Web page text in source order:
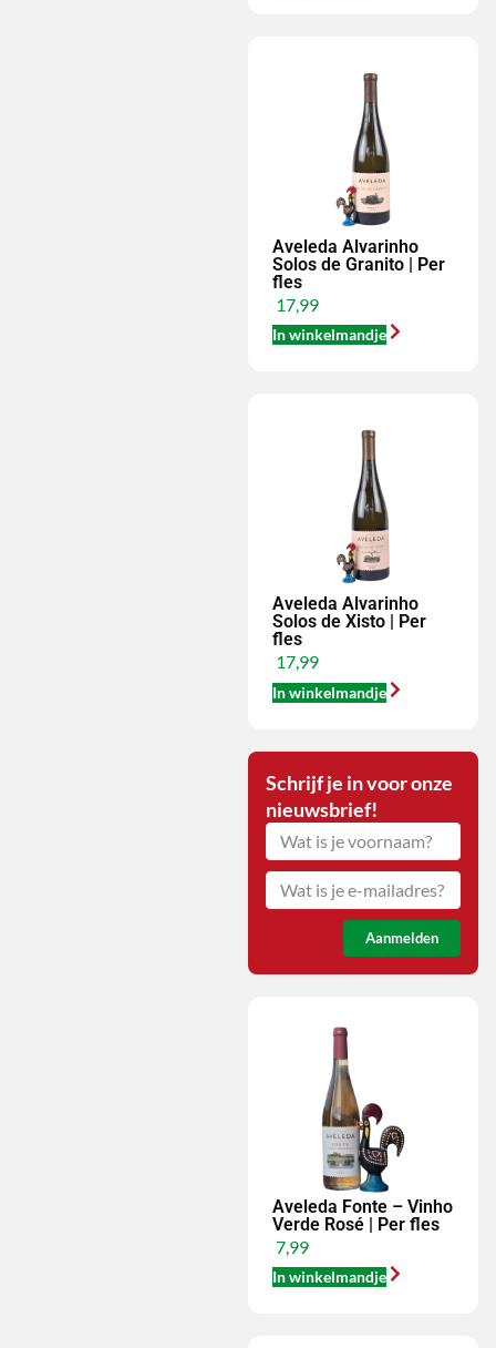
Aveleda Alvarinho
Solos de Granito | Per
fles
17,99
In winkelmandje
Aveleda Alvarinho
Solos de Xisto | Per
fles
17,99
In winkelmandje
Schrijf je in voor onze
nieuwsbrief!
Aanmelden
Aveleda Fonte – Vinho
Verde Rosé | Per fles
7,99
In winkelmandje